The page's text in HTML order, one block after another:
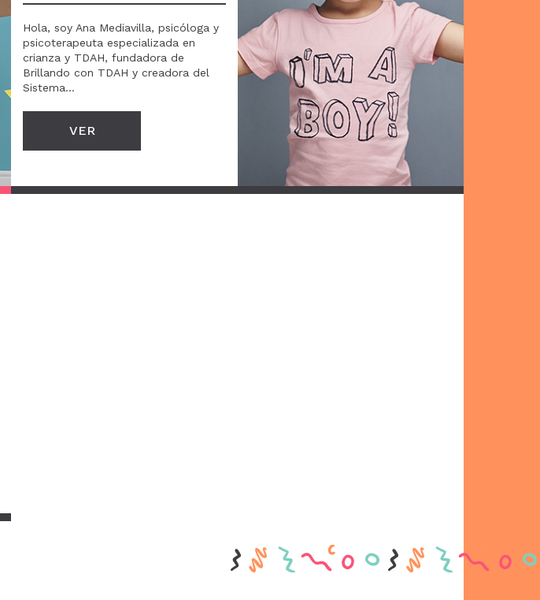
Hola, soy Ana Mediavilla, psicóloga y
psicoterapeuta especializada en
crianza y TDAH, fundadora de
Brillando con TDAH y creadora del
Sistema...
VER